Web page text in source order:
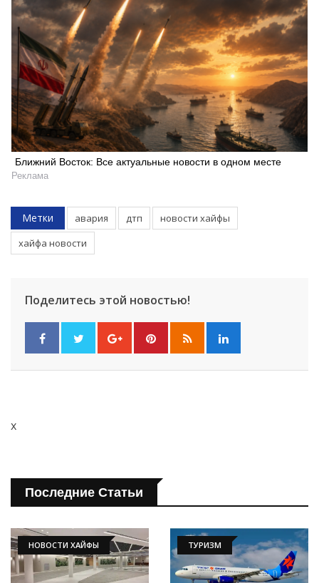
Ближний Восток: Все актуальные новости в одном месте
Реклама
Метки авария дтп
новости хайфы
хайфа новости
Поделитесь этой новостью!
x
Последние Статьи
НОВОСТИ ХАЙФЫ ТУРИЗМ